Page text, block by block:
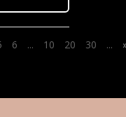
6 ... 10 20 30 ...